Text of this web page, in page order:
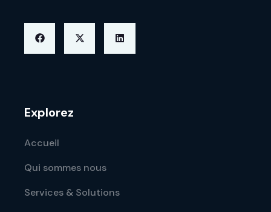
Explorez
Accueil
Qui sommes nous
Services & Solutions